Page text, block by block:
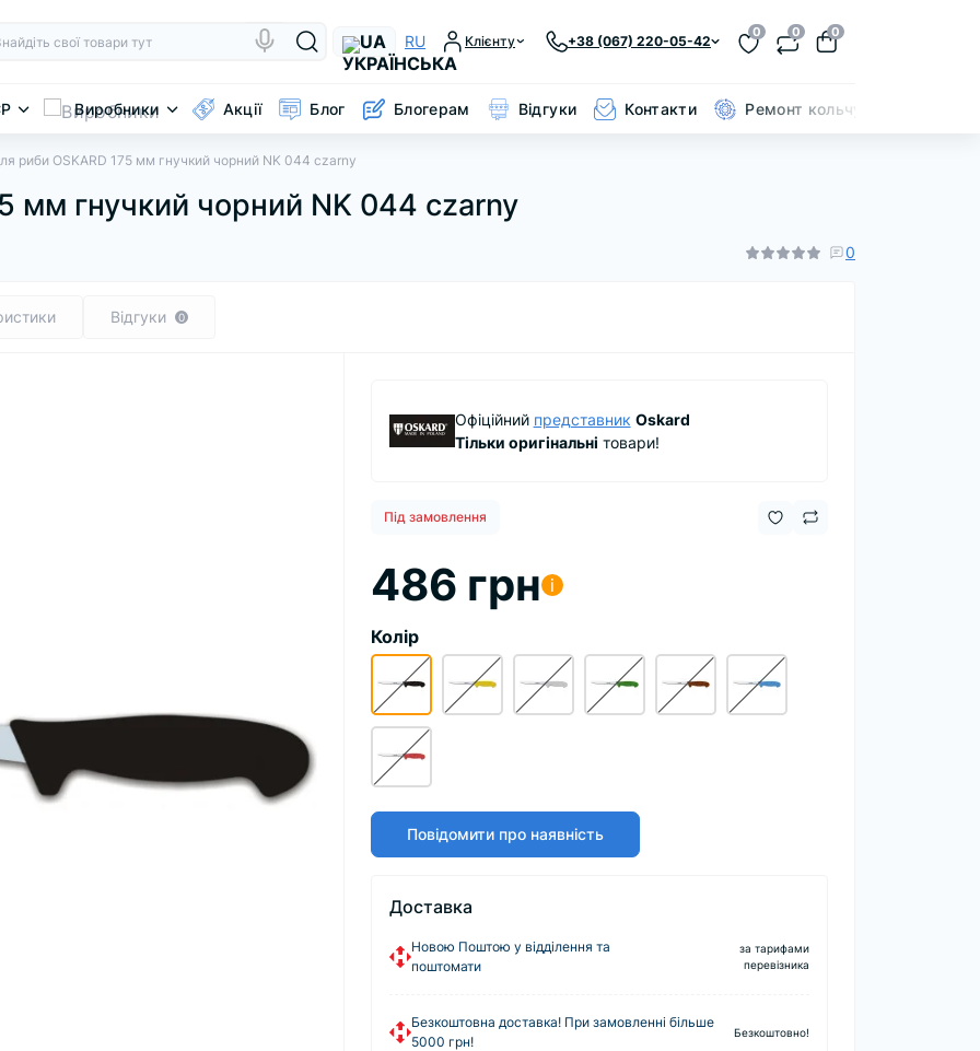
UA RU Клієнту +38 (067) 220-05-42
0 0 0
Виробники Акції Блог Блогерам Відгуки Контакти Ремонт кольчуги
риби OSKARD 175 мм гнучкий чорний NK 044 czarny
мм гнучкий чорний NK 044 czarny
0
Відгуки 0
Офіційний представник Oskard
Тільки оригінальні товари!
Під замовлення
i
486 грн
Колір
Повідомити про наявність
Доставка
Новою Поштою у відділення та
поштомати
за тарифами
перевізника
Безкоштовна доставка! При замовленні більше
5000 грн!
Безкоштовно!